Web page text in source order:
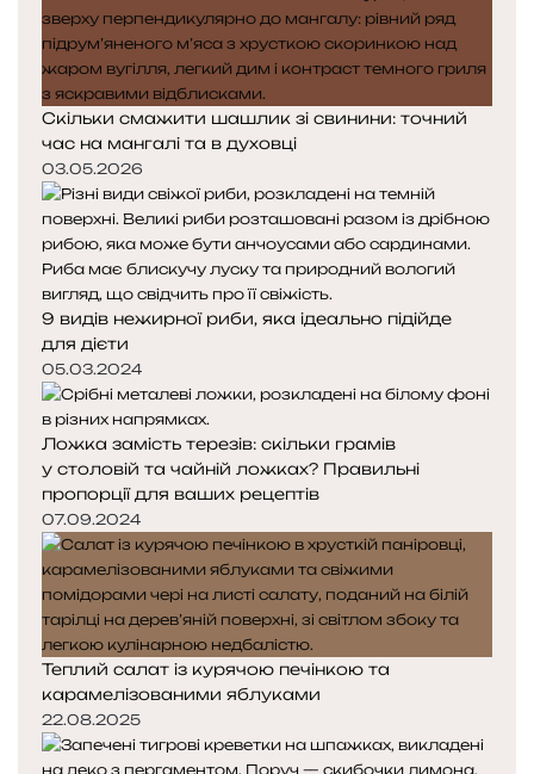
Скільки смажити шашлик зі свинини: точний
час на мангалі та в духовці
03.05.2026
9 видів нежирної риби, яка ідеально підійде
для дієти
05.03.2024
Ложка замість терезів: скільки грамів
у столовій та чайній ложках? Правильні
пропорції для ваших рецептів
07.09.2024
Теплий салат із курячою печінкою та
карамелізованими яблуками
22.08.2025